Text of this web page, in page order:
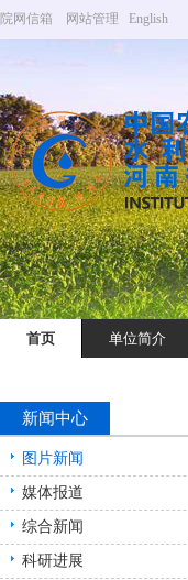
院网信箱 网站管理 English
首页 单位简介
新闻中心
图片新闻
媒体报道
综合新闻
科研进展